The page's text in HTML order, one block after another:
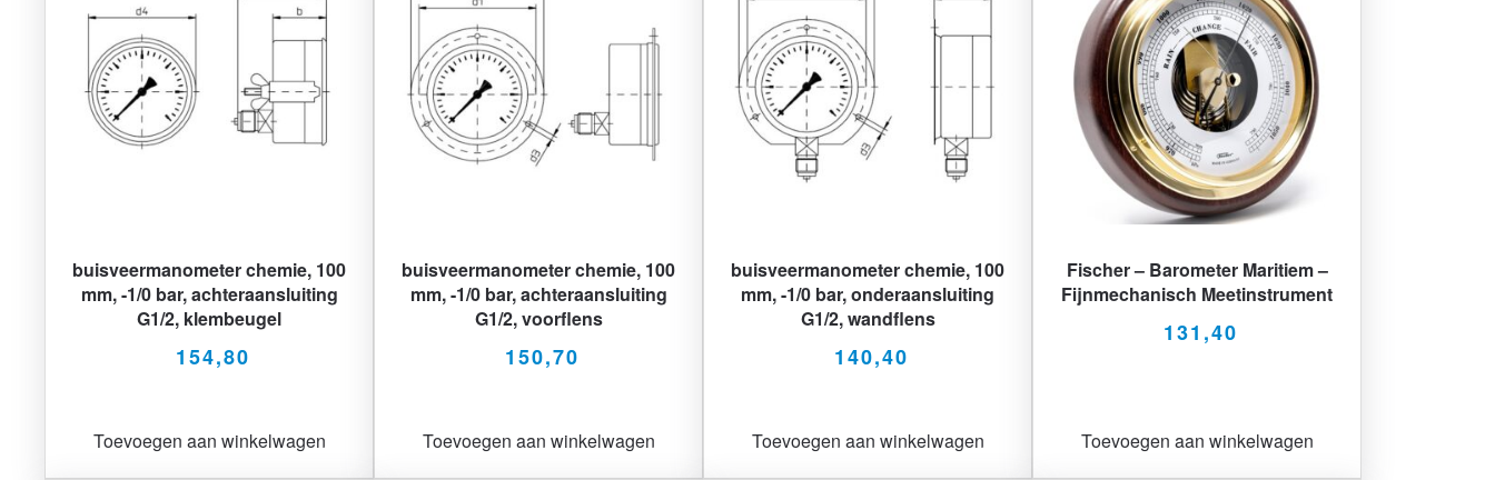
buisveermanometer chemie, 100
mm, -1/0 bar, achteraansluiting
G1/2, klembeugel
154,80
Toevoegen aan winkelwagen
buisveermanometer chemie, 100
mm, -1/0 bar, achteraansluiting
G1/2, voorflens
150,70
Toevoegen aan winkelwagen
buisveermanometer chemie, 100
mm, -1/0 bar, onderaansluiting
G1/2, wandflens
140,40
Toevoegen aan winkelwagen
Fischer – Barometer Maritiem –
Fijnmechanisch Meetinstrument
131,40
Toevoegen aan winkelwagen